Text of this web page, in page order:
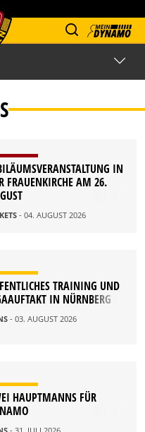
IN
FRAUENKIRCHE AM 26.
- 04. AUGUST 2026
TRAINING UND
IN NÜRNBERG
- 03. AUGUST 2026
HAUPTMANNS FÜR